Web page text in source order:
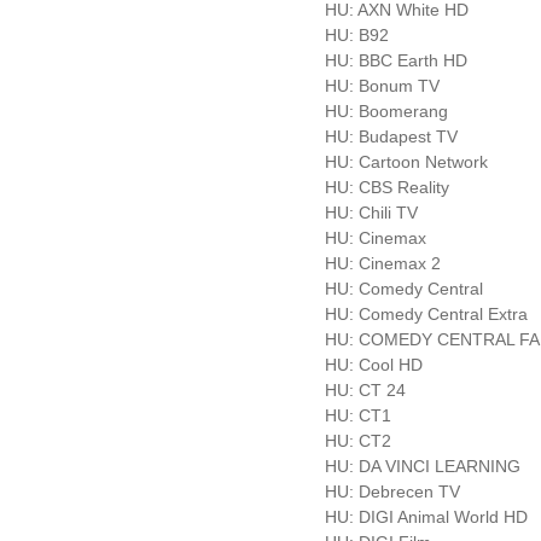
HU: AXN White HD
HU: B92
HU: BBC Earth HD
HU: Bonum TV
HU: Boomerang
HU: Budapest TV
HU: Cartoon Network
HU: CBS Reality
HU: Chili TV
HU: Cinemax
HU: Cinemax 2
HU: Comedy Central
HU: Comedy Central Extra
HU: COMEDY CENTRAL
HU: Cool HD
HU: CT 24
HU: CT1
HU: CT2
HU: DA VINCI LEARNING
HU: Debrecen TV
HU: DIGI Animal World HD